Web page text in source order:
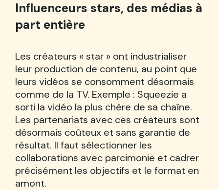
Influenceurs stars, des médias à
part entière
Les créateurs « star » ont industrialiser
leur production de contenu, au point que
leurs vidéos se consomment désormais
comme de la TV. Exemple : Squeezie a
sorti la vidéo la plus chère de sa chaîne.
Les partenariats avec ces créateurs sont
désormais coûteux et sans garantie de
résultat. Il faut sélectionner les
collaborations avec parcimonie et cadrer
précisément les objectifs et le format en
amont.